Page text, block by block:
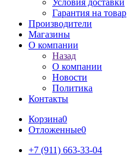
Гарантия на товар
Производители
Магазины
О компании
Назад
О компании
Новости
Политика
Контакты
Корзина0
Отложенные0
+7 (911) 663-33-04